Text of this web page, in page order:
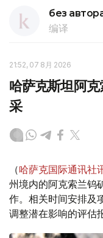
без
编译
21:52, 07 8月 2026
哈萨克斯坦阿
采
（哈萨克国际通讯社
州境内的阿克索兰钨
作。相关时间安排及
调整潜在影响的评估